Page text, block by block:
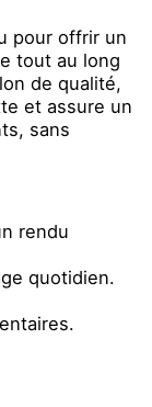
pour offrir un
tout au long
de qualité,
et assure un
sans
rendu
quotidien.